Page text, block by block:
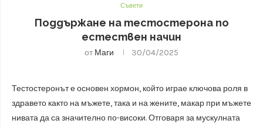
Съвети
Поддържане на тестостерона по
естествен начин
от Маги 30/04/2025
Тестостеронът е основен хормон, който играе ключова роля в
здравето както на мъжете, така и на жените, макар при мъжете
нивата да са значително по-високи. Отговаря за мускулната